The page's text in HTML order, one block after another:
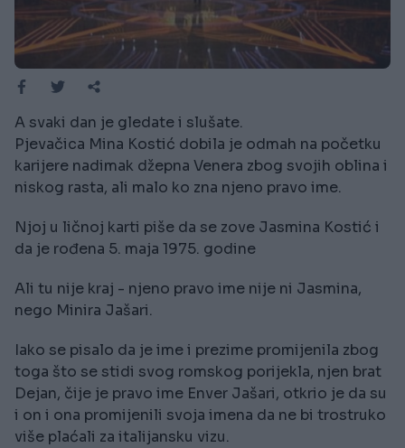
A svaki dan je gledate i slušate.
Pjevačica Mina Kostić dobila je odmah na početku
karijere nadimak džepna Venera zbog svojih oblina i
niskog rasta, ali malo ko zna njeno pravo ime.
Njoj u ličnoj karti piše da se zove Jasmina Kostić i
da je rođena 5. maja 1975. godine
Ali tu nije kraj - njeno pravo ime nije ni Jasmina,
nego Minira Jašari.
Iako se pisalo da je ime i prezime promijenila zbog
toga što se stidi svog romskog porijekla, njen brat
Dejan, čije je pravo ime Enver Jašari, otkrio je da su
i on i ona promijenili svoja imena da ne bi trostruko
više plaćali za italijansku vizu.